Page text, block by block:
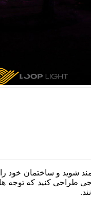
طراحی کنید که توجه